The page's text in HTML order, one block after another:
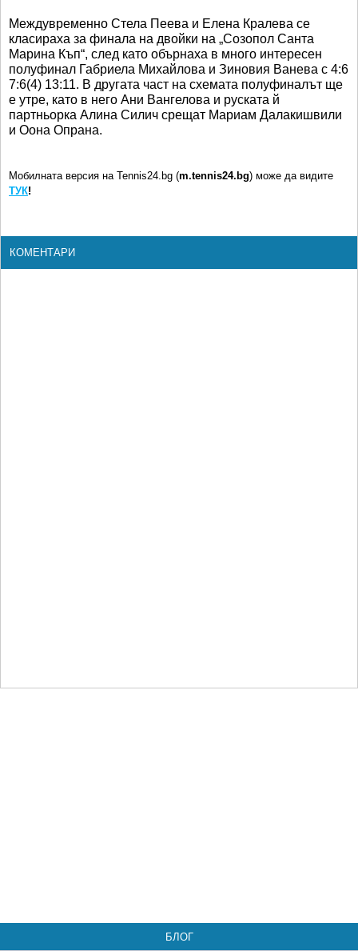
Междувременно Стела Пеева и Елена Кралева се
класираха за финала на двойки на „Созопол Санта
Марина Къп“, след като обърнаха в много интересен
полуфинал Габриела Михайлова и Зиновия Ванева с 4:6
7:6(4) 13:11. В другата част на схемата полуфиналът ще
е утре, като в него Ани Вангелова и руската й
партньорка Алина Силич срещат Мариам Далакишвили
и Оона Опрана.
Мобилната версия на Tennis24.bg (m.tennis24.bg) може да видите
ТУК!
КОМЕНТАРИ
БЛОГ